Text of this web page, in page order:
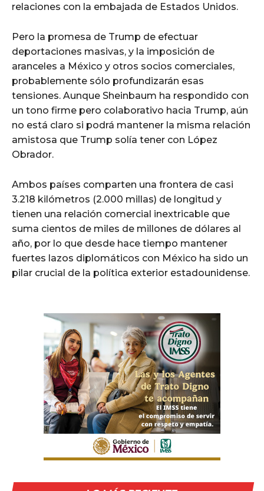
relaciones con la embajada de Estados Unidos.
Pero la promesa de Trump de efectuar
deportaciones masivas, y la imposición de
aranceles a México y otros socios comerciales,
probablemente sólo profundizarán esas
tensiones. Aunque Sheinbaum ha respondido con
un tono firme pero colaborativo hacia Trump, aún
no está claro si podrá mantener la misma relación
amistosa que Trump solía tener con López
Obrador.
Ambos países comparten una frontera de casi
3.218 kilómetros (2.000 millas) de longitud y
tienen una relación comercial inextricable que
suma cientos de miles de millones de dólares al
año, por lo que desde hace tiempo mantener
fuertes lazos diplomáticos con México ha sido un
pilar crucial de la política exterior estadounidense.